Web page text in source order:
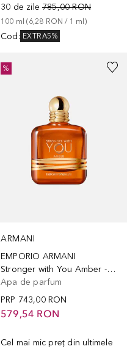
30 de zile 785,00 RON
100 ml (6,28 RON / 1 ml)
Cod : EXTRA5%
ARMANI
EMPORIO ARMANI
Stronger with You Amber - Eau de Parfum
Apa de parfum
PRP 743,00 RON
579,54 RON
Cel mai mic preț din ultimele
%